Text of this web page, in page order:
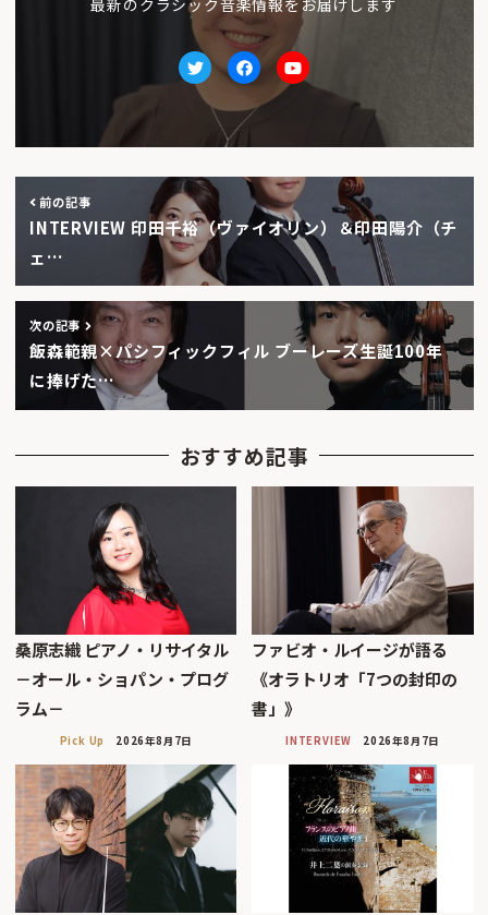
TwitterfacebookYoutube
前の記事
INTERVIEW 印田千裕（ヴァイオリン）＆印田陽介（チ
ェ…
次の記事
飯森範親×パシフィックフィル ブーレーズ生誕100年
に捧げた…
おすすめ記事
桑原志織 ピアノ・リサイタル
－オール・ショパン・プログ
ラム－
Pick Up 2026年8月7日
ファビオ・ルイージが語る
《オラトリオ「7つの封印の
書」》
INTERVIEW 2026年8月7日